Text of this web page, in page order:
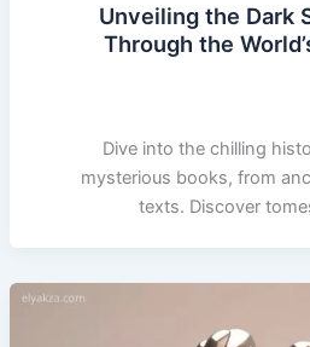
Unveiling the Dark
Through the
Dive into the chilling
mysterious books, from
texts. Discover